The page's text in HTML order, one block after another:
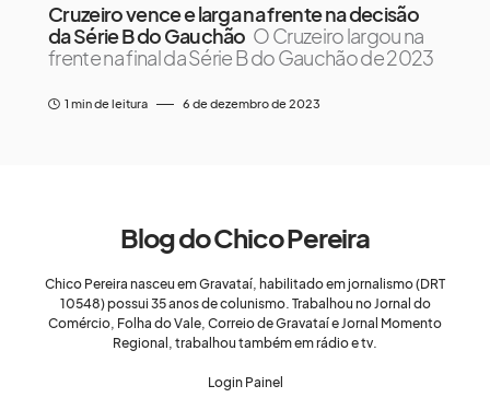
Cruzeiro vence e larga na frente na decisão
da Série B do Gauchão O Cruzeiro largou na
frente na final da Série B do Gauchão de 2023
1 min de leitura 6 de dezembro de 2023
Blog do Chico Pereira
Chico Pereira nasceu em Gravataí, habilitado em jornalismo (DRT
10548) possui 35 anos de colunismo. Trabalhou no Jornal do
Comércio, Folha do Vale, Correio de Gravataí e Jornal Momento
Regional, trabalhou também em rádio e tv.
Login Painel